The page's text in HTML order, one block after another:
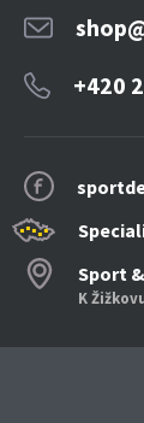
Sport
K
+420